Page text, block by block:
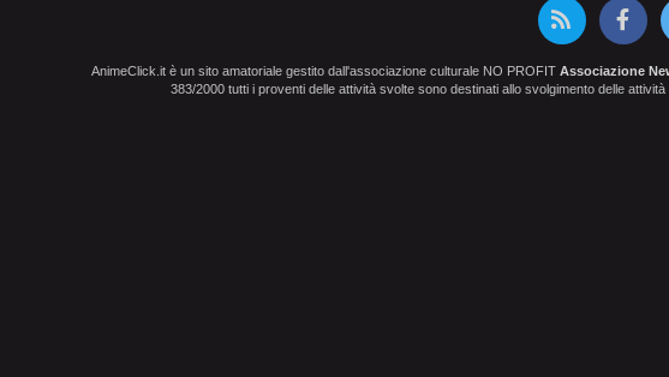
AnimeClick.it è un sito amatoriale gestito dall'associazione culturale NO PROFIT Associazione
383/2000 tutti i proventi delle attività svolte sono destinati allo svolgimento delle